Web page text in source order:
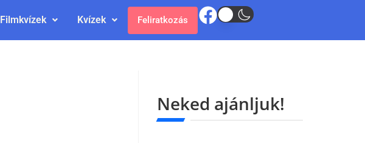
Filmkvízek Kvízek Feliratkozás
Neked ajánljuk!